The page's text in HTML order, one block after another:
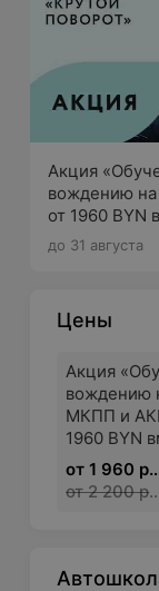
Акция
вождению
от 1960 BYN
BYN»
до 31 августа
Цены
Акция
вождению
МКПП и
1960 BYN
2200 BYN» от 1
от 2